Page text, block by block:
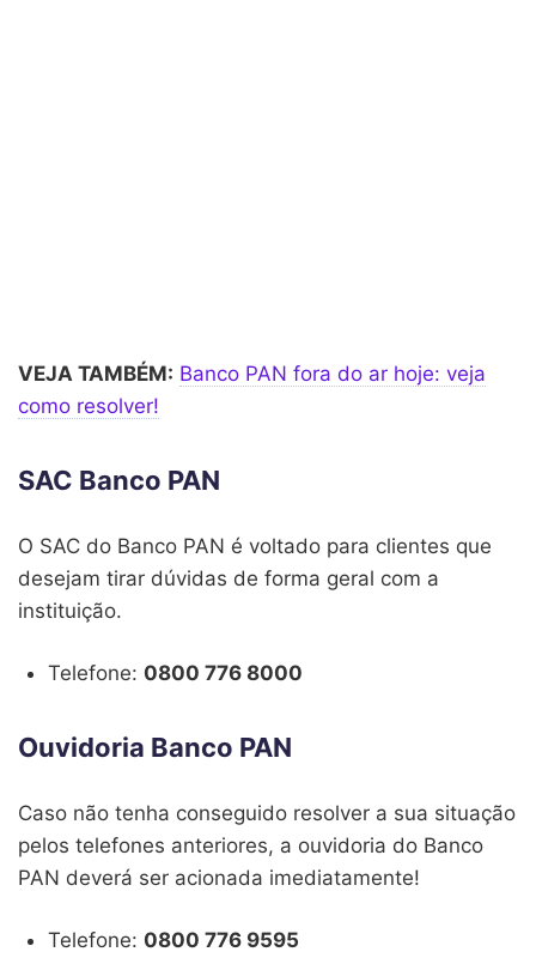
VEJA TAMBÉM: Banco PAN fora do ar hoje: veja
como resolver!
SAC Banco PAN
O SAC do Banco PAN é voltado para clientes que
desejam tirar dúvidas de forma geral com a
instituição.
Telefone: 0800 776 8000
Ouvidoria Banco PAN
Caso não tenha conseguido resolver a sua situação
pelos telefones anteriores, a ouvidoria do Banco
PAN deverá ser acionada imediatamente!
Telefone: 0800 776 9595